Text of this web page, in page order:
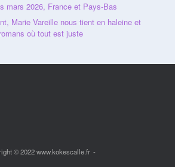
mars 2026, France et Pays-Bas
Marie Vareille nous tient en haleine et
où tout est juste
© 2022 www.kokescalle.fr